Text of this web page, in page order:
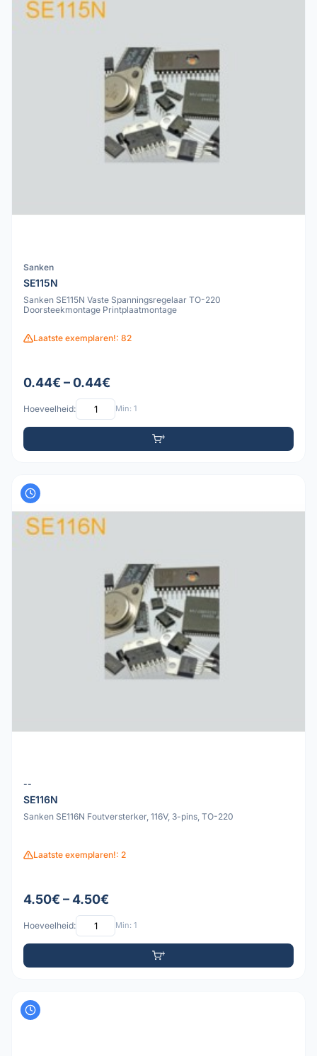
Sanken
SE115N
Sanken SE115N Vaste Spanningsregelaar TO-220
Doorsteekmontage Printplaatmontage
Laatste exemplaren!: 82
0.44€ – 0.44€
Hoeveelheid: Min: 1
--
SE116N
Sanken SE116N Foutversterker, 116V, 3-pins, TO-220
Laatste exemplaren!: 2
4.50€ – 4.50€
Hoeveelheid: Min: 1